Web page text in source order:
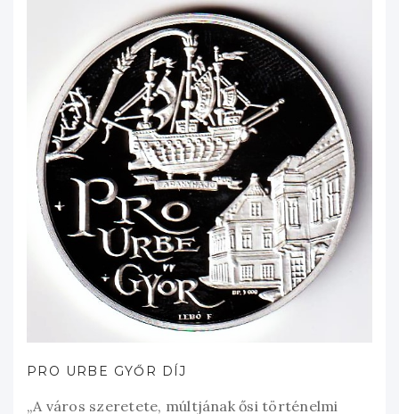
PRO URBE GYŐR DÍJ
„A város szeretete, múltjának ősi történelmi